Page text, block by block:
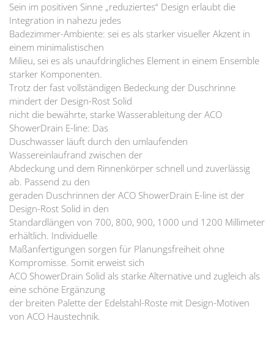
Sein im positiven Sinne „reduziertes“ Design erlaubt die
Integration in nahezu jedes
Badezimmer-Ambiente: sei es als starker visueller Akzent in
einem minimalistischen
Milieu, sei es als unaufdringliches Element in einem Ensemble
starker Komponenten.
Trotz der fast vollständigen Bedeckung der Duschrinne
mindert der Design-Rost Solid
nicht die bewährte, starke Wasserableitung der ACO
ShowerDrain E-line: Das
Duschwasser läuft durch den umlaufenden
Wassereinlaufrand zwischen der
Abdeckung und dem Rinnenkörper schnell und zuverlässig
ab. Passend zu den
geraden Duschrinnen der ACO ShowerDrain E-line ist der
Design-Rost Solid in den
Standardlängen von 700, 800, 900, 1000 und 1200 Millimeter
erhältlich. Individuelle
Maßanfertigungen sorgen für Planungsfreiheit ohne
Kompromisse. Somit erweist sich
ACO ShowerDrain Solid als starke Alternative und zugleich als
eine schöne Ergänzung
der breiten Palette der Edelstahl-Roste mit Design-Motiven
von ACO Haustechnik.